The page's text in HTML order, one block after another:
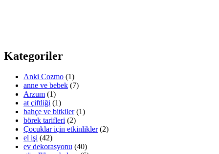
Kategoriler
Anki Cozmo (1)
anne ve bebek (7)
Arzum (1)
at çiftliği (1)
bahçe ve bitkiler(1)
börek tarifleri (2)
Çocuklar için etkinlikler(2)
el işi (42)
ev dekorasyonu (40)